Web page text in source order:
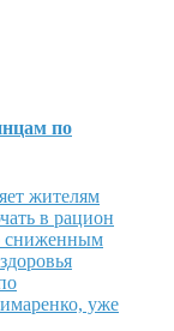
по
жителям
в рацион
сниженным
уже